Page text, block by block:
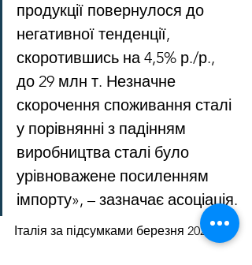
продукції повернулося до
негативної тенденції,
скоротившись на 4,5% р./р.,
до 29 млн т. Незначне
скорочення споживання сталі
у порівнянні з падінням
виробництва сталі було
урівноважене посиленням
імпорту», – зазначає асоціація.
Італія за підсумками березня 2023